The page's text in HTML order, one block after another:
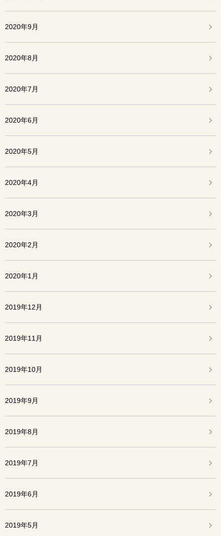
2020年9月
2020年8月
2020年7月
2020年6月
2020年5月
2020年4月
2020年3月
2020年2月
2020年1月
2019年12月
2019年11月
2019年10月
2019年9月
2019年8月
2019年7月
2019年6月
2019年5月